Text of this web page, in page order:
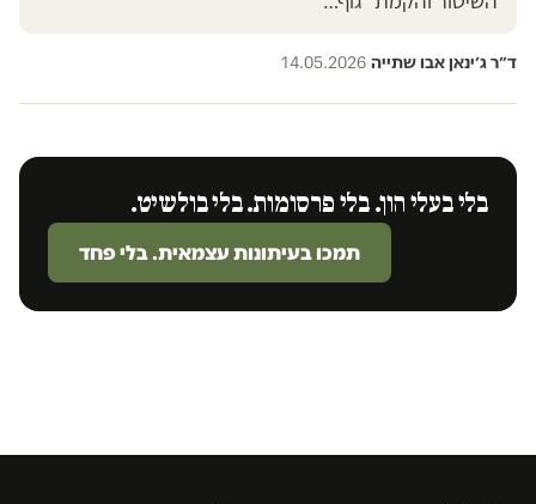
ד״ר ג׳ינאן אבו שתייה·
14.05.2026
בלי בעלי הון. בלי פרסומות. בלי בולשיט.
תמכו בעיתונות עצמאית. בלי פחד